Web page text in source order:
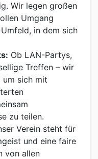
Wir legen großen
Umgang
in dem sich
Ob LAN-Partys,
Treffen – wir
um sich mit
zu teilen.
Verein steht für
und eine faire
von allen